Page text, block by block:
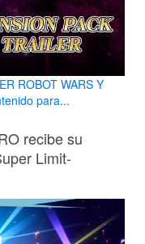
ROBOT WARS Y
para...
recibe su
Limit-